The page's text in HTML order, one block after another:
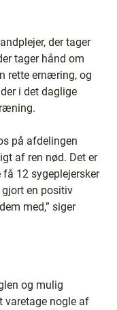
der tager
tager hånd om
rette ernæring, og
i det daglige
på afdelingen
af ren nød. Det er
12 sygeplejersker
gjort en positiv
med,” siger
og mulig
varetage nogle af